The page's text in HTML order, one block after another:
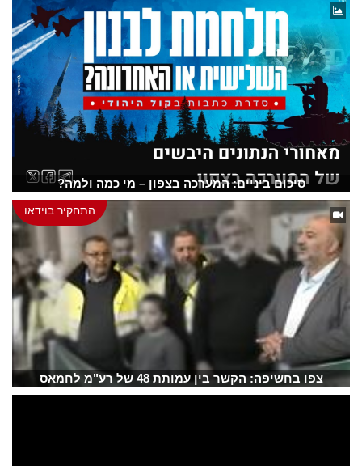
סיכום ביניים: המערכה בצפון – מי כמה ולמה?
התחקיר בוידאו
צפו בחשיפה: הקשר בין עמותת 48 של רע"מ לחמאס